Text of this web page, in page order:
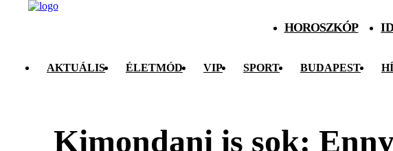
HOROSZKÓP
AKTUÁLIS ÉLETMÓD VIP SPORT BUDAPEST
Kimondani is sok: